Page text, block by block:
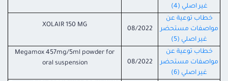
غير اصلي (4)
خطاب توعية عن
مواصفات مستحضر
غير اصلي (5)
08/2022
XOLAIR 150 MG
خطاب توعية عن
مواصفات مستحضر
غير اصلي (6)
08/2022
Megamox 457mg/5ml powder for
oral suspension